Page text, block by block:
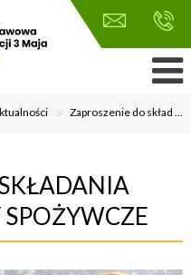
> Zaproszenie do skład ...